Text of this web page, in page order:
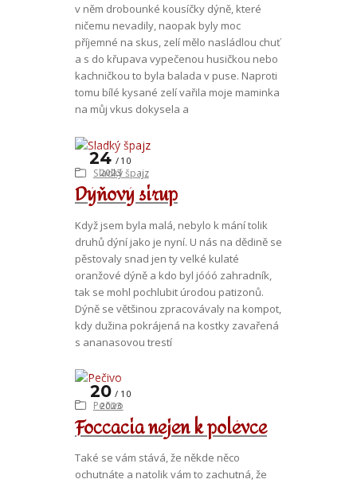
v něm drobounké kousíčky dýně, které
ničemu nevadily, naopak byly moc
příjemné na skus, zelí mělo nasládlou chuť
a s do křupava vypečenou husičkou nebo
kachničkou to byla balada v puse. Naproti
tomu bílé kysané zelí vařila moje maminka
na můj vkus dokysela a
Dýňový sirup
24
10
2023
Sladký špajz
Když jsem byla malá, nebylo k mání tolik
druhů dýní jako je nyní. U nás na dědině se
pěstovaly snad jen ty velké kulaté
oranžové dýně a kdo byl jóóó zahradník,
tak se mohl pochlubit úrodou patizonů.
Dýně se většinou zpracovávaly na kompot,
kdy dužina pokrájená na kostky zavařená
s ananasovou trestí
Foccacia nejen k polévce
20
10
2023
Pečivo
Také se vám stává, že někde něco
ochutnáte a natolik vám to zachutná, že